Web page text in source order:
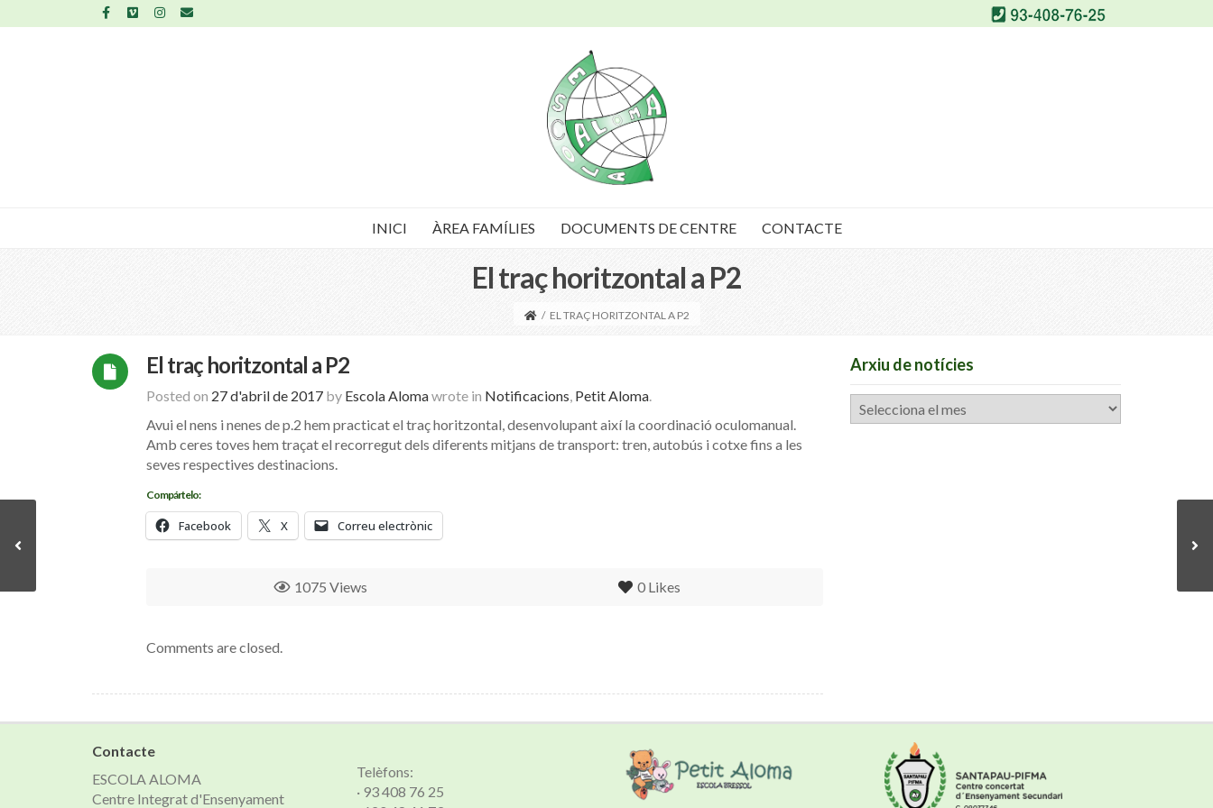
INICI ÀREA FAMÍLIES DOCUMENTS DE CENTRE CONTACTE
El traç horitzontal a P2
/ EL TRAÇ HORITZONTAL A P2
El traç horitzontal a P2
Posted on 27 d'abril de 2017 by Escola Alomawrote in Notificacions, Petit Aloma.
Avui el nens i nenes de p.2 hem practicat el traç horitzontal, desenvolupant així la coordinació oculomanual.
Amb ceres toves hem traçat el recorregut dels diferents mitjans de transport: tren, autobús i cotxe fins a les
seves respectives destinacions.
Compártelo:
Facebook X Correu electrònic
0 Likes
1075 Views
Comments are closed.
Arxiu de notícies
Arxiu
de
Contacte
ESCOLA ALOMA
Centre Integrat d'Ensenyament
Telèfons:
· 93 408 76 25